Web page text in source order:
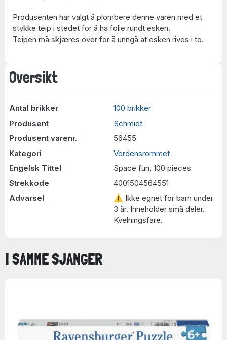
Oversikt
Antal brikker
100 brikker
Produsent
Schmidt
Produsent varenr.
56455
Kategori
Verdensrommet
Engelsk Tittel
Space fun, 100 pieces
Strekkode
4001504564551
Advarsel
⚠ Ikke egnet for barn under
3 år. Inneholder små deler.
Kvelningsfare.
Produsenten har valgt å plombere denne varen med et
stykke teip i stedet for å ha folie rundt esken.
Teipen må skjæres over for å unngå at esken rives i to.
I SAMME SJANGER